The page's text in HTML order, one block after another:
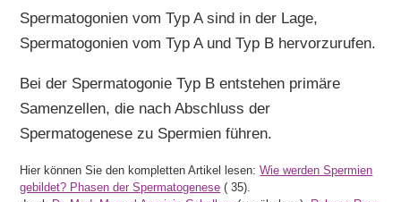
Spermatogonien vom Typ A sind in der Lage,
Spermatogonien vom Typ A und Typ B hervorzurufen.
Bei der Spermatogonie Typ B entstehen primäre
Samenzellen, die nach Abschluss der
Spermatogenese zu Spermien führen.
Hier können Sie den kompletten Artikel lesen:Wie werden Spermien
gebildet? Phasen der Spermatogenese ( 35).